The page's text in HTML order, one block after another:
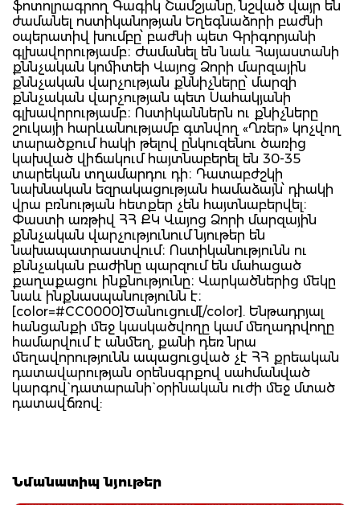
ֆոտոլրագրող Գագիկ Շամշյանը, նշված վայր են
ժամանել ոստիկանոթյան Եղեգնաձորի բաժնի
օպերատիվ խումբը՝ բաժնի պետ Գրիգորյանի
գլխավորությամբ։ Ժամանել են նաև Հայաստանի
քննչական կոմիտեի Վայոց Ձորի մարզային
քննչական վարչության քննիչները՝ մարզի
քննչական վարչության պետ Սահակյանի
գլխավորությամբ։ Ոստիկաններն ու քնիչները
շուկայի հարևանությամբ գտնվող «Ղռեր» կոչվող
տարածքում հակի թելով ընկուզենու ծառից
կախված վիճակում հայտնաբերել են 30-35
տարեկան տղամարդու դի։ Դատաբժշկի
նախնական եզրակացության համաձայն՝ դիակի
վրա բռնության հետքեր չեն հայտնաբերվել։
Փաստի առթիվ ՀՀ ՔԿ Վայոց Ձորի մարզային
քննչական վարչությունում նյութեր են
նախապատրաստվում։ Ոստիկանությունն ու
քննչական բաժինը պարզում են մահացած
քաղաքացու ինքնությունը։ Վարկածներից մեկը
նաև ինքնասպանությունն է։
[color=#CC0000]Ծանուցում[/color]. Ենթադրյալ
հանցանքի մեջ կասկածվողը կամ մեղադրվողը
համարվում է անմեղ, քանի դեռ նրա
մեղավորությունն ապացուցված չէ ՀՀ քրեական
դատավարության օրենսգրքով սահմանված
կարգով` դատարանի` օրինական ուժի մեջ մտած
դատավճռով:
Նմանատիպ նյութեր